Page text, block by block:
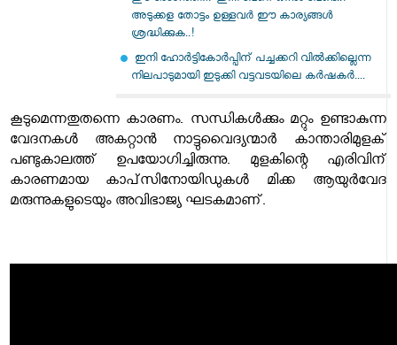
അടുക്കള തോട്ടം ഉള്ളവർ ഈ കാര്യങ്ങൾ
ശ്രദ്ധിക്കുക..!
ഇനി ഹോര്‍ട്ടികോര്‍പ്പിന് പച്ചക്കറി വില്‍ക്കില്ലെന്ന
നിലപാടുമായി ഇടുക്കി വട്ടവടയിലെ കര്‍ഷകര്‍....
കൂടുമെന്നതുതന്നെ കാരണം. സന്ധികൾക്കും മറ്റും ഉണ്ടാകുന്ന
വേദനകൾ അകറ്റാൻ നാട്ടുവൈദ്യന്മാർ കാന്താരിമുളക്
പണ്ടുകാലത്ത് ഉപയോഗിച്ചിരുന്നു. മുളകിന്റെ എരിവിന്
കാരണമായ കാപ്‌സിനോയിഡുകൾ മിക്ക ആയുർവേദ
മരുന്നുകളുടെയും അവിഭാജ്യ ഘടകമാണ്.